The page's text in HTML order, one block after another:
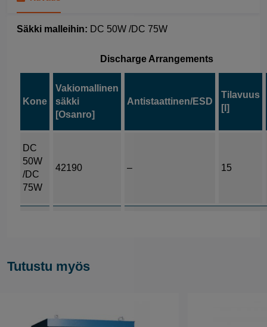
Säkki malleihin: DC 50W /DC 75W
Discharge Arrangements
Kone
Vakiomallinen
säkki
[Osanro]
Antistaattinen/ESD
Tilavuus
[l]
DC
50W
/DC
75W
42190 – 15
Tutustu myös